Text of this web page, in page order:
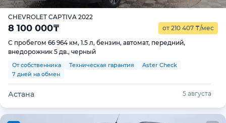
CHEVROLET CAPTIVA 2022
8 100 000₸ от 210 407 ₸/мес
С пробегом 66 964 км, 1.5 л, бензин, автомат, передний,
внедорожник 5 дв., черный
От собственника Техническая гарантия
Aster Check
7 дней на обмен
Астана 5 августа